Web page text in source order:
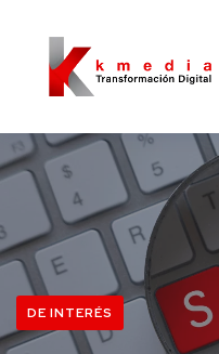
DE INTERÉS